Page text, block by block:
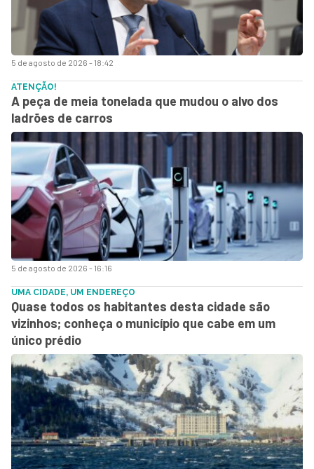
5 de agosto de 2026 - 18:42
5 de agosto de 2026 - 16:16
ATENÇÃO!
A peça de meia tonelada que mudou o alvo dos
ladrões de carros
UMA CIDADE, UM ENDEREÇO
Quase todos os habitantes desta cidade são
vizinhos; conheça o município que cabe em um
único prédio